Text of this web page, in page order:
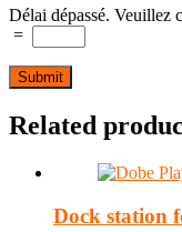
Délai dépassé. Veuillez
=
Related
Dock station